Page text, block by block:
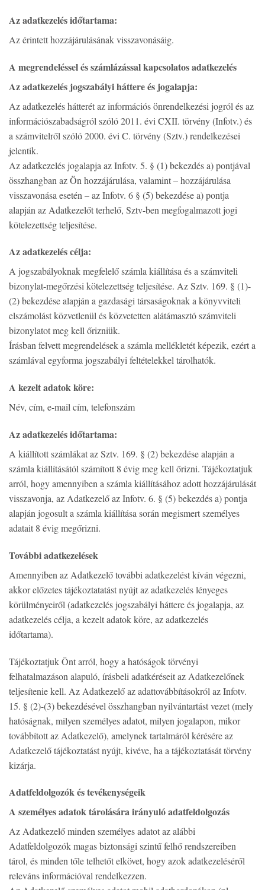
Az adatkezelés időtartama:
Az érintett hozzájárulásának visszavonásáig.
A megrendeléssel és számlázással kapcsolatos adatkezelés
Az adatkezelés jogszabályi háttere és jogalapja:
Az adatkezelés hátterét az információs önrendelkezési jogról és az
információszabadságról szóló 2011. évi CXII. törvény (Infotv.) és
a számvitelről szóló 2000. évi C. törvény (Sztv.) rendelkezései
jelentik.
Az adatkezelés jogalapja az Infotv. 5. § (1) bekezdés a) pontjával
összhangban az Ön hozzájárulása, valamint – hozzájárulása
visszavonása esetén – az Infotv. 6 § (5) bekezdése a) pontja
alapján az Adatkezelőt terhelő, Sztv-ben megfogalmazott jogi
kötelezettség teljesítése.
Az adatkezelés célja:
A jogszabályoknak megfelelő számla kiállítása és a számviteli
bizonylat-megőrzési kötelezettség teljesítése. Az Sztv. 169. § (1)-
(2) bekezdése alapján a gazdasági társaságoknak a könyvviteli
elszámolást közvetlenül és közvetetten alátámasztó számviteli
bizonylatot meg kell őrizniük.
Írásban felvett megrendelések a számla mellékletét képezik, ezért a
számlával egyforma jogszabályi feltételekkel tárolhatók.
A kezelt adatok köre:
Név, cím, e-mail cím, telefonszám
Az adatkezelés időtartama:
A kiállított számlákat az Sztv. 169. § (2) bekezdése alapján a
számla kiállításától számított 8 évig meg kell őrizni. Tájékoztatjuk
arról, hogy amennyiben a számla kiállításához adott hozzájárulását
visszavonja, az Adatkezelő az Infotv. 6. § (5) bekezdés a) pontja
alapján jogosult a számla kiállítása során megismert személyes
adatait 8 évig megőrizni.
További adatkezelések
Amennyiben az Adatkezelő további adatkezelést kíván végezni,
akkor előzetes tájékoztatatást nyújt az adatkezelés lényeges
körülményeiről (adatkezelés jogszabályi háttere és jogalapja, az
adatkezelés célja, a kezelt adatok köre, az adatkezelés
időtartama).
Tájékoztatjuk Önt arról, hogy a hatóságok törvényi
felhatalmazáson alapuló, írásbeli adatkéréseit az Adatkezelőnek
teljesítenie kell. Az Adatkezelő az adattovábbításokról az Infotv.
15. § (2)-(3) bekezdésével összhangban nyilvántartást vezet (mely
hatóságnak, milyen személyes adatot, milyen jogalapon, mikor
továbbított az Adatkezelő), amelynek tartalmáról kérésére az
Adatkezelő tájékoztatást nyújt, kivéve, ha a tájékoztatását törvény
kizárja.
Adatfeldolgozók és tevékenységeik
A személyes adatok tárolására irányuló adatfeldolgozás
Az Adatkezelő minden személyes adatot az alábbi
Adatfeldolgozók magas biztonsági szintű felhő rendszereiben
tárol, és minden tőle telhetőt elkövet, hogy azok adatkezeléséről
releváns információval rendelkezzen.